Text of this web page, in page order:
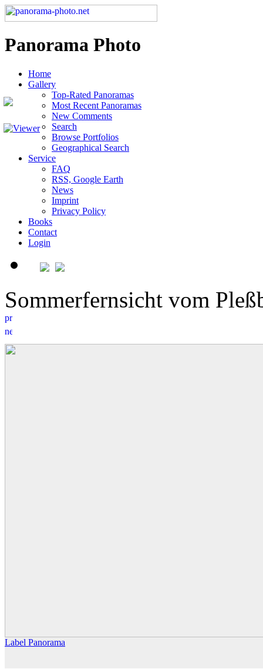
Panorama Photo
Home
Gallery
Top-Rated Panoramas
Most Recent Panoramas
New Comments
Search
Browse Portfolios
Geographical Search
Service
FAQ
RSS, Google Earth
News
Imprint
Privacy Policy
Books
Contact
Login
Sommerfernsicht vom
Label Panorama